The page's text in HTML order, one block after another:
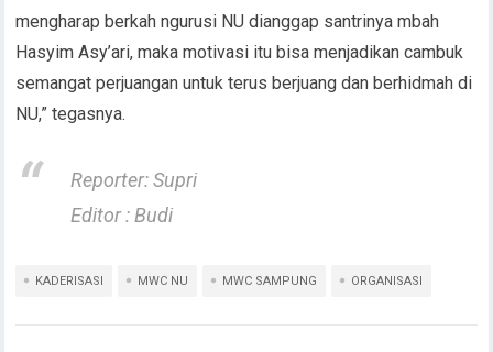
mengharap berkah ngurusi NU dianggap santrinya mbah
Hasyim Asy’ari, maka motivasi itu bisa menjadikan cambuk
semangat perjuangan untuk terus berjuang dan berhidmah di
NU,” tegasnya.
Reporter: Supri
Editor : Budi
KADERISASI MWC NU MWC SAMPUNG ORGANISASI